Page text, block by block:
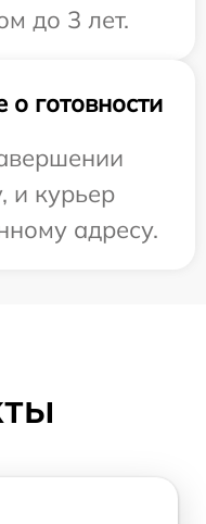
до 3 лет.
готовности
и курьер
адресу.